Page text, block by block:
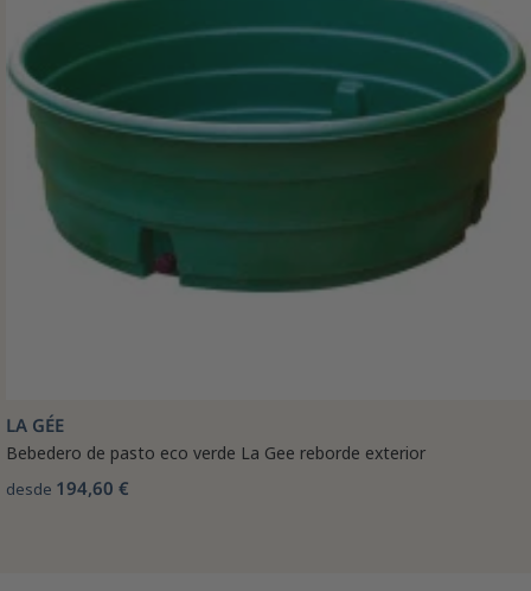
LA GÉE
Bebedero de pasto eco verde La Gee reborde exterior
desde 194,60 €